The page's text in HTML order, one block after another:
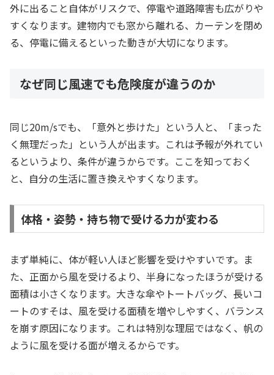
外に出ること自体がリスクで、停電や道路障害も広がりや
すくなります。建物内でも窓から離れる、カーテンを閉め
る、停電に備えるといった動きが大切になります。
なぜ同じ風速でも危険度が違うのか
同じ20m/sでも、「意外と歩けた」という人と、「まった
く無理だった」という人が出ます。これは予報が外れてい
るというより、条件が違うからです。ここを知っておく
と、自分の生活に置き換えやすくなります。
体格・姿勢・持ち物で受ける力が変わる
まず単純に、体が軽い人ほど影響を受けやすいです。ま
た、正面から風を受けるより、半身になったほうが受ける
面積は小さくなります。大きな傘やトートバッグ、長いコ
ートのすそは、風を受ける面積を増やしやすく、バランス
を崩す原因になります。これは特別な理屈ではなく、帆の
ように風を受ける面が増えるからです。